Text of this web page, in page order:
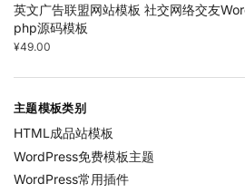
英文广告联盟网站模板 社交网络交友
php源码模板
¥49.00
主题模板类别
HTML成品站模板
WordPress免费模板主题
WordPress常用插件